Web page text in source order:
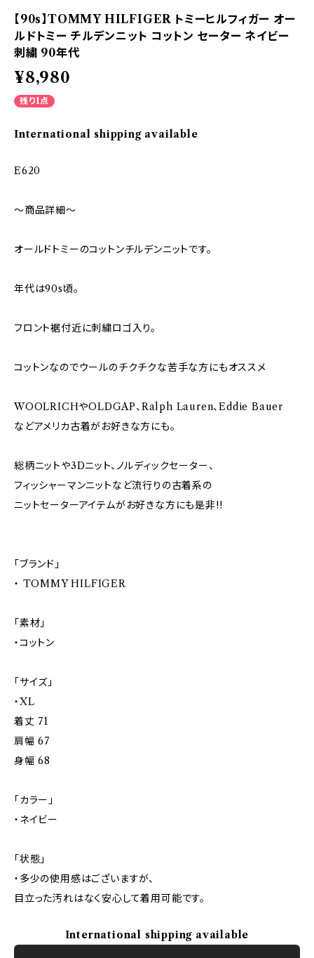
【90s】TOMMY HILFIGER トミーヒルフィガー オー
ルドトミー チルデンニット コットン セーター ネイビー
刺繍 90年代
¥8,980
残り1点
International shipping available
E620
～商品詳細～
オールドトミーのコットンチルデンニットです。
年代は90s頃。
フロント裾付近に刺繍ロゴ入り。
コットンなのでウールのチクチクな苦手な方にもオススメ
WOOLRICHやOLDGAP、Ralph Lauren、Eddie Bauer
などアメリカ古着がお好きな方にも。
総柄ニットや3Dニット、ノルディックセーター、
フィッシャーマンニットなど流行りの古着系の
ニットセーターアイテムがお好きな方にも是非!!
「ブランド」
・ TOMMY HILFIGER
「素材」
・コットン
「サイズ」
・XL
着丈 71
肩幅 67
身幅 68
「カラー」
・ネイビー
「状態」
・多少の使用感はございますが、
目立った汚れはなく安心して着用可能です。
International shipping available